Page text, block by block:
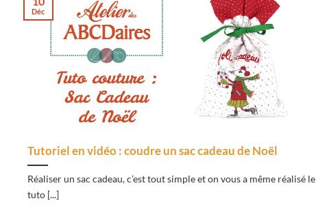
Tutoriel en vidéo : coudre un sac cadeau de Noël
Réaliser un sac cadeau, c’est tout simple et on vous a même réalisé le
tuto [...]
Déc